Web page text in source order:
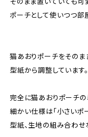
ポーチとして使いつつ部
猫あおりポーチをそのま
型紙から調整しています。
完全に猫あおりポーチの
細かい仕様は「小さいポ
型紙、生地の組み合わせ